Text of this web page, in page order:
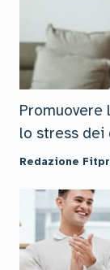
lo stress dei
Redazione